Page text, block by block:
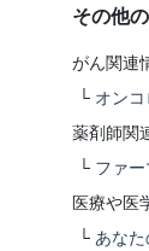
その他
がん関連
└ オン
薬剤師関
└ ファ
医療や医
└ あな